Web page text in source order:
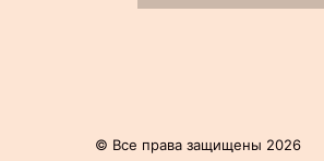
© Все права защищены 2026